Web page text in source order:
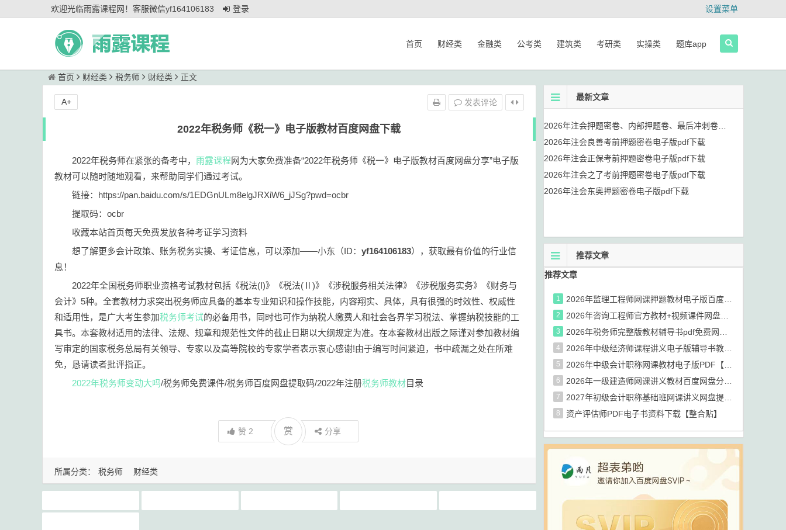
欢迎光临雨露课程网！客服微信yf164106183 登录 设置菜单
首页 财经类 金融类 公考类 建筑类 考研类 实操类 题库app
首页 财经类 税务师 财经类 正文
2022年税务师《税一》电子版教材百度网盘下载
2022年税务师在紧张的备考中， 雨露课程网为大家免费准备“2022年税务师《税一》电子版教材百度网盘分享”电子版
教材可以随时随地观看，来帮助同学们通过考试。
链接：https://pan.baidu.com/s/1EDGnULm8elgJRXiW6_jJSg?pwd=ocbr
提取码：ocbr
​收藏本站首页每天免费发放各种考证学习资料
想了解更多会计政策、账务税务实操、考证信息，可以添加——小东（ID： yf164106183），获取最有价值的行业信
息！
2022年全国税务师职业资格考试教材包括《税法(I)》《税法(Ⅱ)》《涉税服务相关法律》《涉税服务实务》《财务与
会计》5种。全套教材力求突出税务师应具备的基本专业知识和操作技能，内容翔实、具体，具有很强的时效性、权威性
和适用性，是广大考生参加税务师考试的必备用书，同时也可作为纳税人缴费人和社会各界学习税法、掌握纳税技能的工
具书。本套教材适用的法律、法规、规章和规范性文件的截止日期以大纲规定为准。在本套教材出版之际谨对参加教材编
写审定的国家税务总局有关领导、专家以及高等院校的专家学者表示衷心感谢!由于编写时间紧迫，书中疏漏之处在所难
免，恳请读者批评指正。
2022年税务师变动大吗/税务师免费课件/税务师百度网盘提取码/2022年注册税务师教材目录
赞 2 赏 分享
发表评论
A+
所属分类： 税务师 财经类
最新文章
2026年注会押题密卷、内部押题卷、最后冲刺卷、黄金AB卷电子版网盘下载
2026年注会良善考前押题密卷电子版pdf下载
2026年注会正保考前押题密卷电子版pdf下载
2026年注会之了考前押题密卷电子版pdf下载
2026年注会东奥押题密卷电子版pdf下载
推荐文章
推荐文章
1 2026年监理工程师网课押题教材电子版百度网盘分享【资源汇总帖】
2 2026年咨询工程师官方教材+视频课件网盘资源分享
3 2026年税务师完整版教材辅导书pdf免费网盘下载【整合贴】
4 2026年中级经济师课程讲义电子版辅导书教材网盘提取码
5 2026年中级会计职称网课教材电子版PDF【链接汇总】
6 2026年一级建造师网课讲义教材百度网盘分享【资源汇总帖】
7 2027年初级会计职称基础班网课讲义网盘提取码下载【资源汇总】
8 资产评估师PDF电子书资料下载【整合贴】